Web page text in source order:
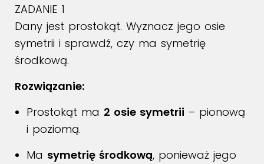
ZADANIE 1
Dany jest prostokąt. Wyznacz jego osie
symetrii i sprawdź, czy ma symetrię
środkową.
Rozwiązanie:
Prostokąt ma 2 osie symetrii – pionową
i poziomą.
Ma symetrię środkową, ponieważ jego